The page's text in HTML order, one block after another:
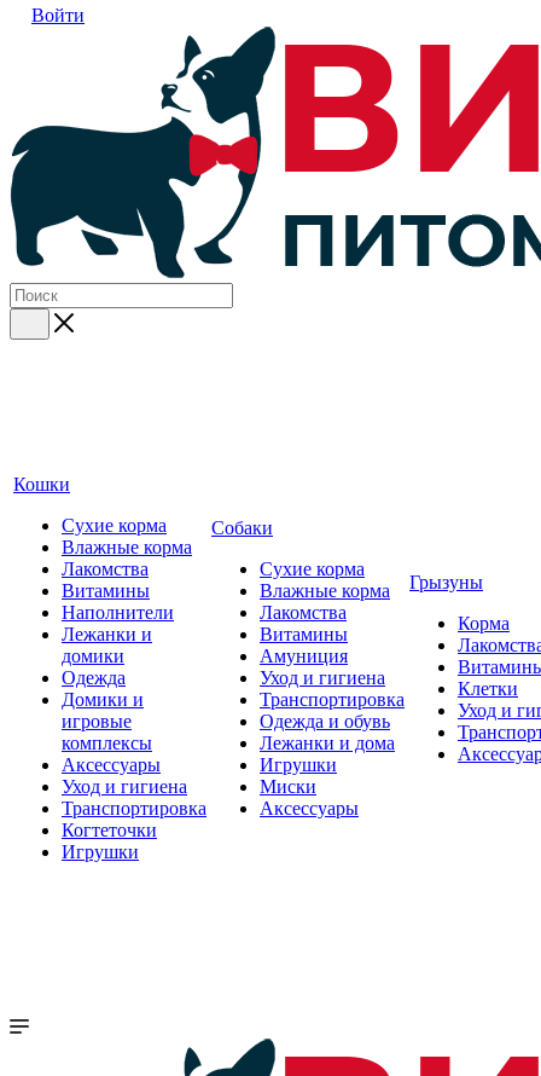
Войти
Кошки
Сухие корма
Влажные корма
Лакомства
Витамины
Наполнители
Лежанки и
домики
Одежда
Домики и
игровые
комплексы
Аксессуары
Уход и гигиена
Транспортировка
Когтеточки
Игрушки
Собаки
Сухие корма
Влажные корма
Лакомства
Витамины
Амуниция
Уход и гигиена
Транспортировка
Одежда и обувь
Лежанки и дома
Игрушки
Миски
Аксессуары
Грызуны
Корма
Клетки
Уход и